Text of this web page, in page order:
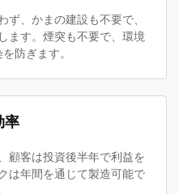
、かまの建設も不要で、
ます。煙突も不要で、環境
防ぎます。
率
顧客は投資後半年で利益を
は年間を通じて製造可能で